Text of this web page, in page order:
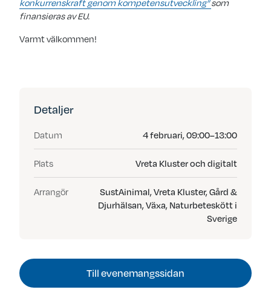
konkurrenskraft genom kompetensutveckling”som
finansieras av EU.
Varmt välkommen!
Detaljer
Datum 4 februari, 09:00–13:00
Plats Vreta Kluster och digitalt
Arrangör
SustAinimal, Vreta Kluster, Gård &
Djurhälsan, Växa, Naturbeteskött i
Sverige
Till evenemangssidan